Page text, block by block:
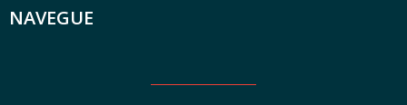
NAVEGUE